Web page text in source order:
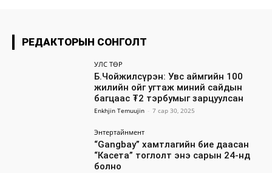
РЕДАКТОРЫН СОНГОЛТ
УЛС ТӨР
Б.Чойжилсүрэн: Увс аймгийн 100
жилийн ойг угтаж миний сайдын
багцаас ₮2 тэрбумыг зарцуулсан
Enkhjin Temuujin - 7 сар 30, 2025
Энтертайнмент
“Gangbay” хамтлагийн бие даасан
“Касета” тоглолт энэ сарын 24-нд
болно